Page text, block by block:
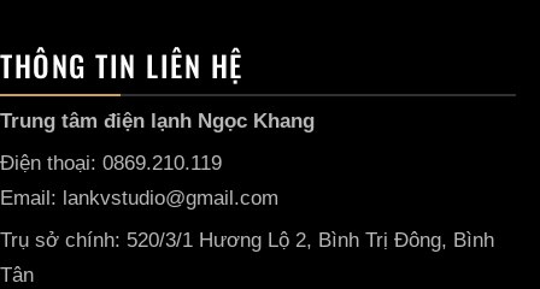
THÔNG TIN LIÊN HỆ
Trung tâm điện lạnh Ngọc Khang
Điện thoại: 0869.210.119
Email: lankvstudio@gmail.com
Trụ sở chính: 520/3/1 Hương Lộ 2, Bình Trị Đông, Bình
Tân